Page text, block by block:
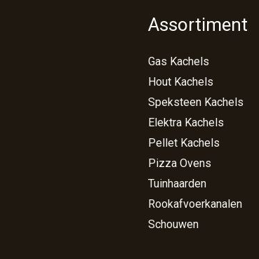
Assortiment
Gas Kachels
Hout Kachels
Speksteen Kachels
Elektra Kachels
Pellet Kachels
Pizza Ovens
Tuinhaarden
Rookafvoerkanalen
Schouwen